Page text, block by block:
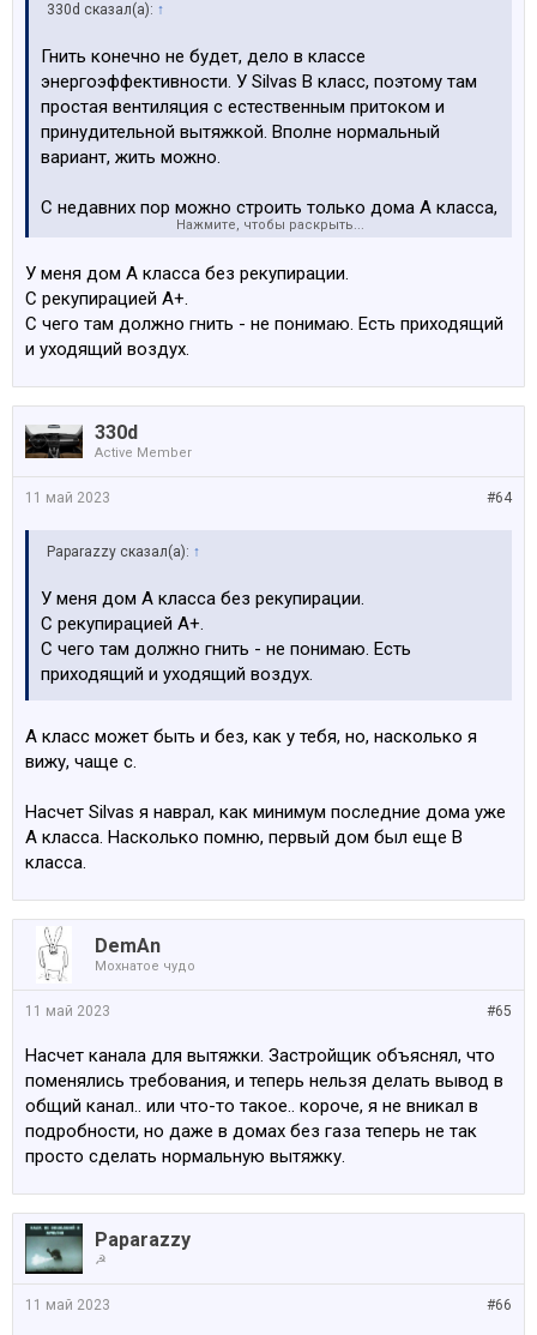
330d сказал(а): ↑
Гнить конечно не будет, дело в классе
энергоэффективности. У Silvas B класс, поэтому там
простая вентиляция с естественным притоком и
принудительной вытяжкой. Вполне нормальный
вариант, жить можно.
С недавних пор можно строить только дома A класса,
а это подразумевает использование рекуперации.
Рекуперация (индивидуальная) - это нормативный
воздухообмен при минимальных теплопотерях.
Минусы - нужно будет менять фильтра каждые 4-6
месяцев по 20-30 eur, плюс в большинстве случаев не
будет канала для кухонной вытяжки. Т.е. вытяжка
должна быть с угольными фильтрами (опять деньги) и
будет работать только на рециркуляцию.
Есть ещё центральная рекуперация (бандура на
крыше), но мне кажется таких проектов на рынке уже
Нажмите, чтобы раскрыть...
У меня дом А класса без рекупирации.
С рекупирацией А+.
С чего там должно гнить - не понимаю. Есть приходящий
и уходящий воздух.
330d
Active Member
#64
11 май 2023
Paparazzy сказал(а): ↑
У меня дом А класса без рекупирации.
С рекупирацией А+.
С чего там должно гнить - не понимаю. Есть
приходящий и уходящий воздух.
А класс может быть и без, как у тебя, но, насколько я
вижу, чаще с.
Насчет Silvas я наврал, как минимум последние дома уже
A класса. Насколько помню, первый дом был еще B
класса.
DemAn
Мохнатое чудо
#65
11 май 2023
Насчет канала для вытяжки. Застройщик объяснял, что
поменялись требования, и теперь нельзя делать вывод в
общий канал.. или что-то такое.. короче, я не вникал в
подробности, но даже в домах без газа теперь не так
просто сделать нормальную вытяжку.
Paparazzy
☭
#66
11 май 2023